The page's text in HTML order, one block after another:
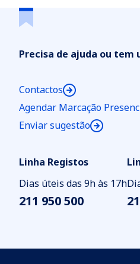
Precisa de ajuda ou tem
Contactos
Agendar Marcação
Enviar sugestão
Linha Registos
Dias úteis das 9h às 17h
211 950 500